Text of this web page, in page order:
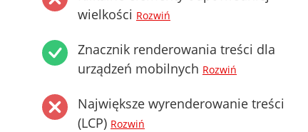
wielkości Rozwiń
Znacznik renderowania treści dla
urządzeń mobilnych Rozwiń
Największe wyrenderowanie treści
(LCP) Rozwiń